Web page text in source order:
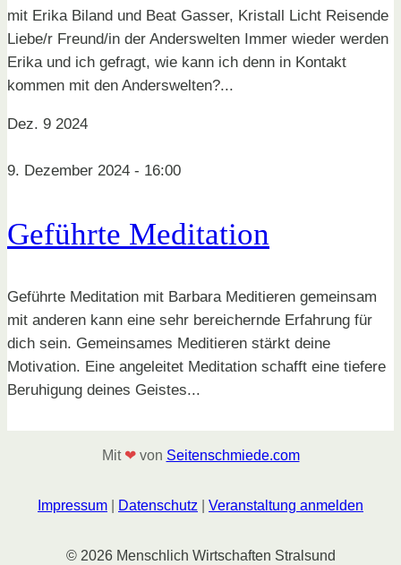
mit Erika Biland und Beat Gasser, Kristall Licht Reisende
Liebe/r Freund/in der Anderswelten Immer wieder werden
Erika und ich gefragt, wie kann ich denn in Kontakt
kommen mit den Anderswelten?...
Dez. 9 2024
9. Dezember 2024 - 16:00
Geführte Meditation
Geführte Meditation mit Barbara Meditieren gemeinsam
mit anderen kann eine sehr bereichernde Erfahrung für
dich sein. Gemeinsames Meditieren stärkt deine
Motivation. Eine angeleitet Meditation schafft eine tiefere
Beruhigung deines Geistes...
© 2026 Menschlich Wirtschaften Stralsund
Impressum Datenschutz Veranstaltung anmelden
Mit ❤von Seitenschmiede.com